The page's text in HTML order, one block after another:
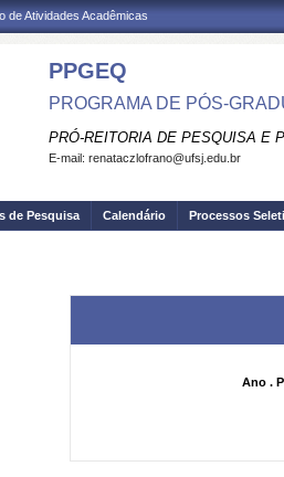
de Atividades Acadêmicas
PPGEQ
PROGRAMA DE PÓS-
PRÓ-REITORIA DE PESQUISA E
E-mail: renataczlofrano@ufsj.edu.br
de Pesquisa Calendário Processos
Ano .